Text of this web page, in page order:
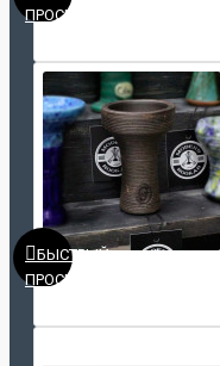
ПРОСМОТР
БЫСТРЫЙ
ПРОСМОТР